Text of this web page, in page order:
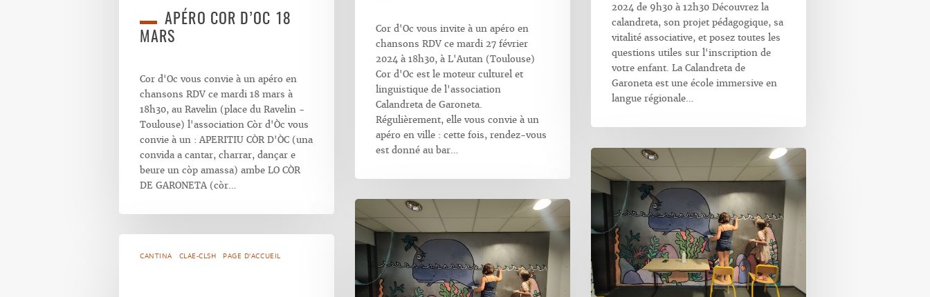
APÉRO COR D’OC 18
MARS
Cor d'Oc vous convie à un apéro en
chansons RDV ce mardi 18 mars à
18h30, au Ravelin (place du Ravelin -
Toulouse) l'association Còr d'Òc vous
convie à un : APERITIU CÒR D'ÒC (una
convida a cantar, charrar, dançar e
beure un còp amassa) ambe LO CÒR
DE GARONETA (còr…
Cor d'Oc vous invite à un apéro en
chansons RDV ce mardi 27 février
2024 à 18h30, à L'Autan (Toulouse)
Cor d'Oc est le moteur culturel et
linguistique de l'association
Calandreta de Garoneta.
Régulièrement, elle vous convie à un
apéro en ville : cette fois, rendez-vous
est donné au bar…
2024 de 9h30 à 12h30 Découvrez la
calandreta, son projet pédagogique, sa
vitalité associative, et posez toutes les
questions utiles sur l'inscription de
votre enfant. La Calandreta de
Garoneta est une école immersive en
langue régionale…
CANTINA CLAE-CLSH PAGE D'ACCUEIL